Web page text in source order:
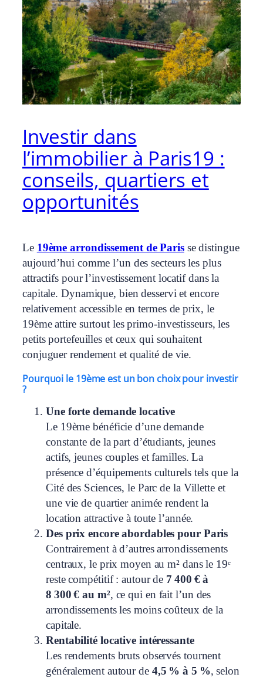
Investir dans
l’immobilier à Paris19 :
conseils, quartiers et
opportunités
Le 19ème arrondissement de Parisse distingue
aujourd’hui comme l’un des secteurs les plus
attractifs pour l’investissement locatif dans la
capitale. Dynamique, bien desservi et encore
relativement accessible en termes de prix, le
19ème attire surtout les primo‑investisseurs, les
petits portefeuilles et ceux qui souhaitent
conjuguer rendement et qualité de vie.
Pourquoi le 19ème est un bon choix pour investir
?
Une forte demande locative
Le 19ème bénéficie d’une demande
constante de la part d’étudiants, jeunes
actifs, jeunes couples et familles. La
présence d’équipements culturels tels que la
Cité des Sciences, le Parc de la Villette et
une vie de quartier animée rendent la
location attractive à toute l’année.
Des prix encore abordables pour Paris
Contrairement à d’autres arrondissements
centraux, le prix moyen au m² dans le 19ᵉ
reste compétitif : autour de 7 400 € à
8 300 € au m², ce qui en fait l’un des
arrondissements les moins coûteux de la
capitale.
Rentabilité locative intéressante
Les rendements bruts observés tournent
généralement autour de 4,5 % à 5 %, selon